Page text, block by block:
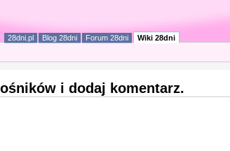
28dni.pl Blog 28dni Forum 28dni Wiki 28dni
i dodaj komentarz.